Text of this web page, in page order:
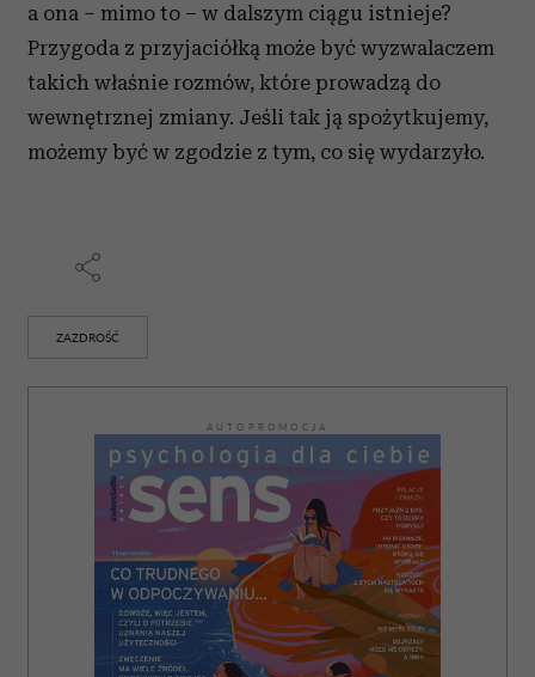
a ona – mimo to – w dalszym ciągu istnieje?
Przygoda z przyjaciółką może być wyzwalaczem
takich właśnie rozmów, które prowadzą do
wewnętrznej zmiany. Jeśli tak ją spożytkujemy,
możemy być w zgodzie z tym, co się wydarzyło.
ZAZDROŚĆ
AUTOPROMOCJA